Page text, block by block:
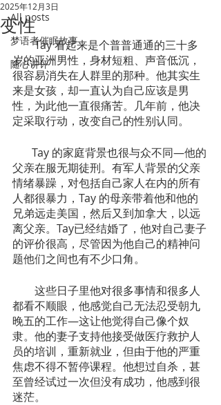
All posts
梦语者催眠故事
随心讲评
变性
2025年12月3日
        Tay 看起来是个普普通通的三十多
岁的亚洲男性，身材短粗、声音低沉，
很容易消失在人群里的那种。他其实生
来是女孩，却一直认为自己应该是男
性，为此他一直很痛苦。几年前，他决
定采取行动，改变自己的性别认同。
Tay 的家庭背景也很与众不同—他的
父亲在服无期徒刑。有军人背景的父亲
情绪暴躁，对包括自己家人在内的所有
人都很暴力，Tay 的母亲带着他和他的
兄弟远走美国，然后又到加拿大，以远
离父亲。Tay已经结婚了，他对自己妻子
的评价很高，尽管因为他自己的精神问
题他们之间也有不少口角。
这些日子里他对很多事情和很多人
都看不顺眼，他感觉自己无法忍受朝九
晚五的工作—这让他觉得自己像个奴
隶。他的妻子支持他接受做医疗救护人
员的培训，重新就业，但由于他的严重
焦虑不得不暂停课程。他想过自杀，甚
至曾经试过一次但没有成功，他感到很
迷茫。